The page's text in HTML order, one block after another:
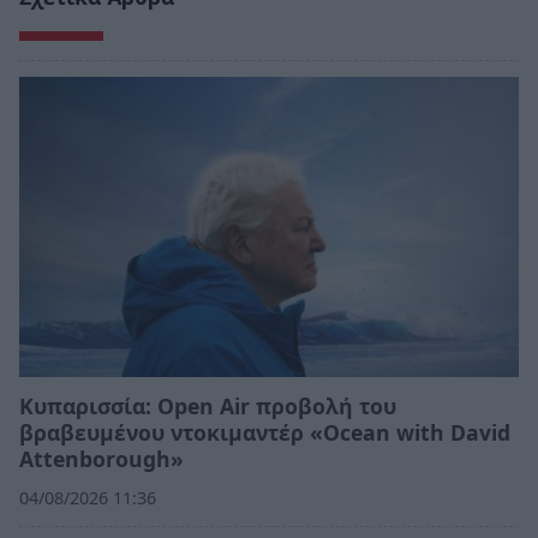
Κυπαρισσία: Open Air προβολή του
βραβευμένου ντοκιμαντέρ «Ocean with David
Attenborough»
04/08/2026 11:36